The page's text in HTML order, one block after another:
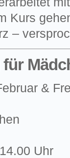
Kurs
–
&
Uhr